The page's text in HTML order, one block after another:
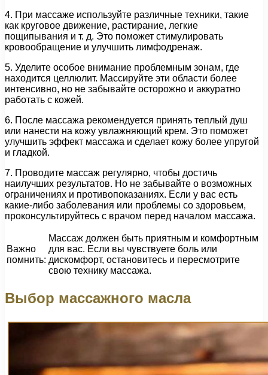
4. При массаже используйте различные техники, такие
как круговое движение, растирание, легкие
пощипывания и т. д. Это поможет стимулировать
кровообращение и улучшить лимфодренаж.
5. Уделите особое внимание проблемным зонам, где
находится целлюлит. Массируйте эти области более
интенсивно, но не забывайте осторожно и аккуратно
работать с кожей.
6. После массажа рекомендуется принять теплый душ
или нанести на кожу увлажняющий крем. Это поможет
улучшить эффект массажа и сделает кожу более упругой
и гладкой.
7. Проводите массаж регулярно, чтобы достичь
наилучших результатов. Но не забывайте о возможных
ограничениях и противопоказаниях. Если у вас есть
какие-либо заболевания или проблемы со здоровьем,
проконсультируйтесь с врачом перед началом массажа.
Важно
помнить:
Массаж должен быть приятным и комфортным
для вас. Если вы чувствуете боль или
дискомфорт, остановитесь и пересмотрите
свою технику массажа.
Выбор массажного масла